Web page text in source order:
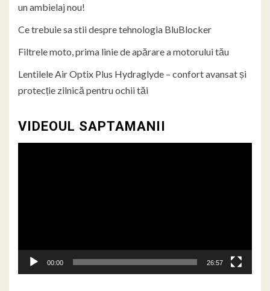
un ambielaj nou!
Ce trebuie sa stii despre tehnologia BluBlocker
Filtrele moto, prima linie de apărare a motorului tău
Lentilele Air Optix Plus Hydraglyde – confort avansat și
protecție zilnică pentru ochii tăi
VIDEOUL SAPTAMANII
00:00 26:57